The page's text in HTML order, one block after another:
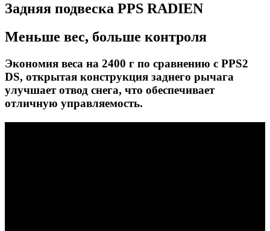
Задняя подвеска PPS RADIEN
Меньше вес, больше контроля
Экономия веса на 2400 г по сравнению с PPS2
DS, открытая конструкция заднего рычага
улучшает отвод снега, что обеспечивает
отличную управляемость.